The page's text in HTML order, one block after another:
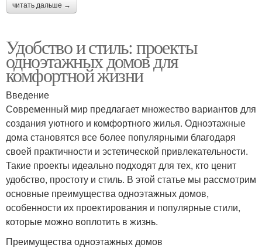
читать дальше →
Удобство и стиль: проекты
одноэтажных домов для
комфортной жизни
Введение
Современный мир предлагает множество вариантов для
создания уютного и комфортного жилья. Одноэтажные
дома становятся все более популярными благодаря
своей практичности и эстетической привлекательности.
Такие проекты идеально подходят для тех, кто ценит
удобство, простоту и стиль. В этой статье мы рассмотрим
основные преимущества одноэтажных домов,
особенности их проектирования и популярные стили,
которые можно воплотить в жизнь.
Преимущества одноэтажных домов